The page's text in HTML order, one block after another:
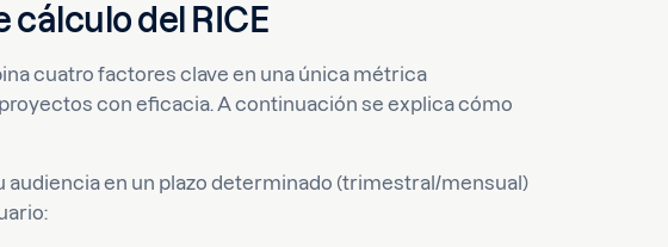
cálculo del RICE
cuatro factores clave en una única métrica
con eficacia. A continuación se explica cómo
audiencia en un plazo determinado (trimestral/mensual)